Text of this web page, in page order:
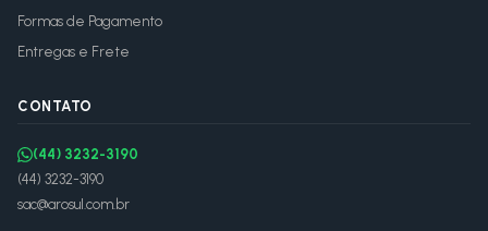
Formas de Pagamento
Entregas e Frete
CONTATO
(44) 3232-3190
(44) 3232-3190
sac@arosul.com.br